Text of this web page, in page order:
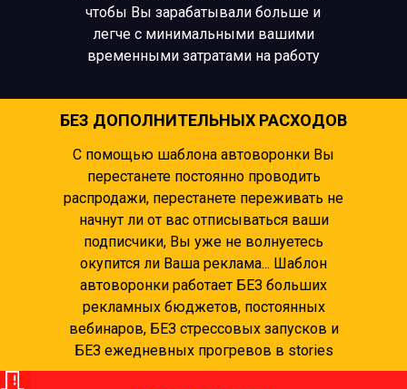
чтобы Вы зарабатывали больше и
легче с минимальными вашими
временными затратами на работу
БЕЗ ДОПОЛНИТЕЛЬНЫХ РАСХОДОВ
С помощью шаблона автоворонки Вы
перестанете постоянно проводить
распродажи, перестанете переживать не
начнут ли от вас отписываться ваши
подписчики, Вы уже не волнуетесь
окупится ли Ваша реклама... Шаблон
автоворонки работает БЕЗ больших
рекламных бюджетов, постоянных
вебинаров, БЕЗ стрессовых запусков и
БЕЗ ежедневных прогревов в stories